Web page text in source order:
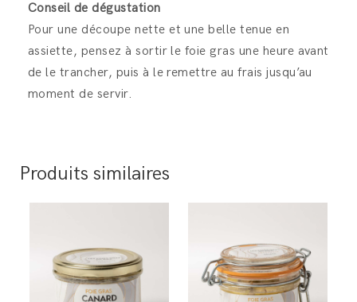
Conseil de dégustation
Pour une découpe nette et une belle tenue en
assiette, pensez à sortir le foie gras une heure avant
de le trancher, puis à le remettre au frais jusqu’au
moment de servir.
Produits similaires